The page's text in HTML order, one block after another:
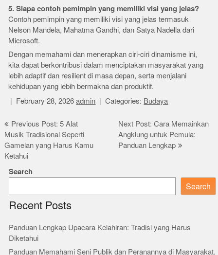
5. Siapa contoh pemimpin yang memiliki visi yang jelas?
Contoh pemimpin yang memiliki visi yang jelas termasuk
Nelson Mandela, Mahatma Gandhi, dan Satya Nadella dari
Microsoft.
Dengan memahami dan menerapkan ciri-ciri dinamisme ini,
kita dapat berkontribusi dalam menciptakan masyarakat yang
lebih adaptif dan resilient di masa depan, serta menjalani
kehidupan yang lebih bermakna dan produktif.
February 28, 2026 admin Categories: Budaya
Post
navigation
Previous Post: 5 Alat
Musik Tradisional Seperti
Gamelan yang Harus Kamu
Ketahui
Next Post: Cara Memainkan
Angklung untuk Pemula:
Panduan Lengkap
Search
Search
Recent Posts
Panduan Lengkap Upacara Kelahiran: Tradisi yang Harus
Diketahui
Panduan Memahami Seni Publik dan Peranannya di Masyarakat.